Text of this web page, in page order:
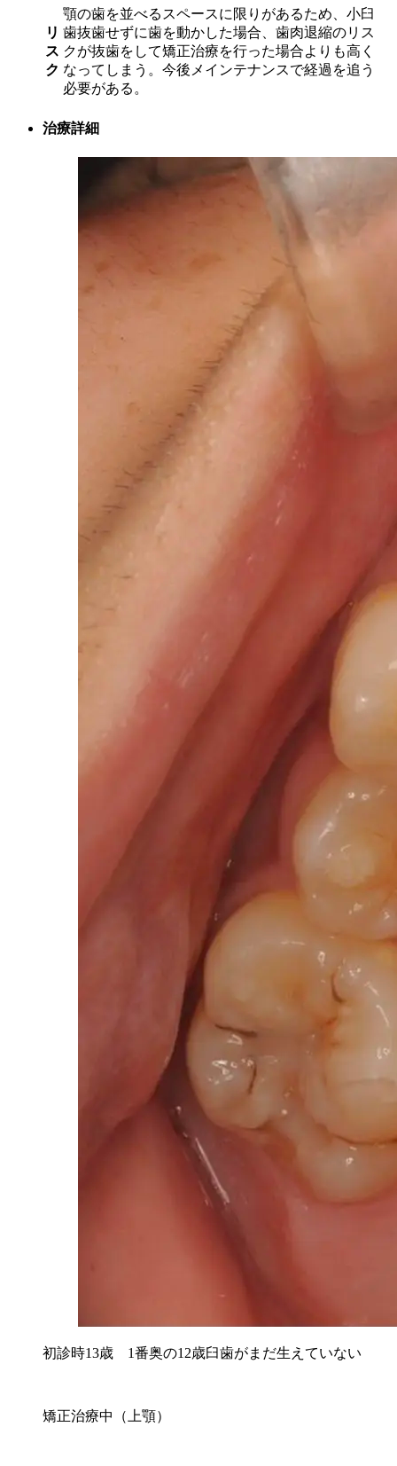
リ
ス
ク
顎の歯を並べるスペースに限りがあるため、小臼
歯抜歯せずに歯を動かした場合、歯肉退縮のリス
クが抜歯をして矯正治療を行った場合よりも高く
なってしまう。今後メインテナンスで経過を追う
必要がある。
治療詳細
初診時13歳 1番奥の12歳臼歯がまだ生えていない
矯正治療中（上顎）